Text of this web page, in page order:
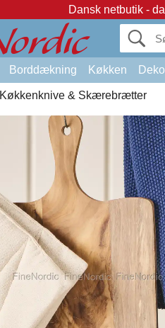
Dansk netbutik -
Borddækning Køkken
Køkkenknive & Skærebrætter